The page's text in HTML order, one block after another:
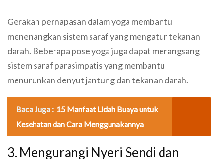
Gerakan pernapasan dalam yoga membantu
menenangkan sistem saraf yang mengatur tekanan
darah. Beberapa pose yoga juga dapat merangsang
sistem saraf parasimpatis yang membantu
menurunkan denyut jantung dan tekanan darah.
Baca Juga : 15 Manfaat Lidah Buaya untuk
Kesehatan dan Cara Menggunakannya
3. Mengurangi Nyeri Sendi dan